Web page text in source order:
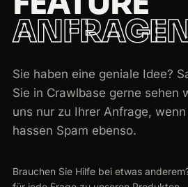
Sie haben eine geniale Idee?
Sie in Crawlbase gerne sehen
uns nur zu Ihrer Anfrage,
hassen Spam ebenso.
Brauchen Sie Hilfe bei etwas